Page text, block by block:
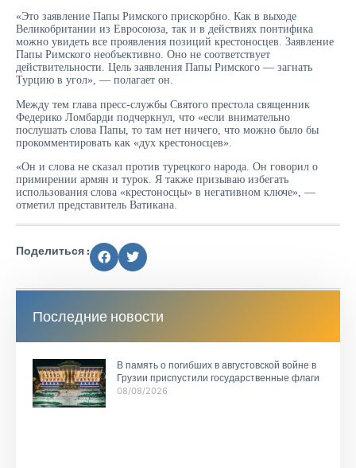
«Это заявление Папы Римского прискорбно. Как в выходе
Великобритании из Евросоюза, так и в действиях понтифика
можно увидеть все проявления позиций крестоносцев. Заявление
Папы Римского необъективно. Оно не соответствует
действительности. Цель заявления Папы Римского — загнать
Турцию в угол», — полагает он.
Между тем глава пресс-службы Святого престола священник
Федерико Ломбарди подчеркнул, что «если внимательно
послушать слова Папы, то там нет ничего, что можно было бы
прокомментировать как «дух крестоносцев».
«Он и слова не сказал против турецкого народа. Он говорил о
примирении армян и турок. Я также призываю избегать
использования слова «крестоносцы» в негативном ключе», —
отметил представитель Ватикана.
Поделиться :
Последние новости
В память о погибших в августовской войне в
Грузии приспустили государственные флаги
08/08/2026